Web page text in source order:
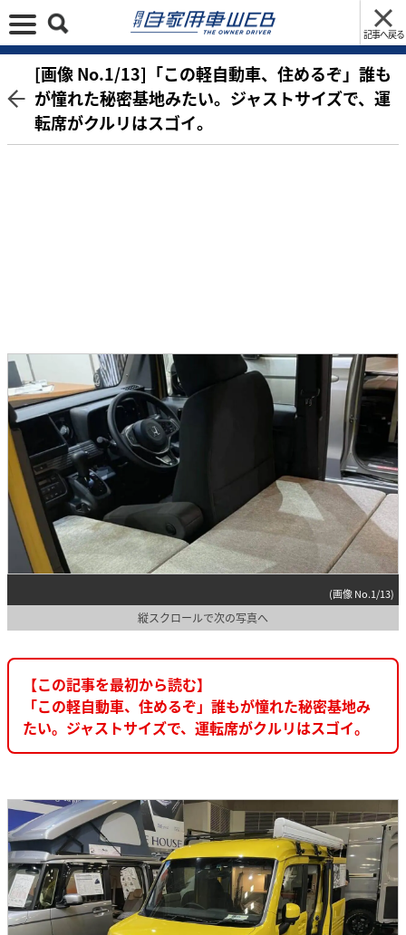
記事へ戻る
[画像 No.1/13]「この軽自動車、住めるぞ」誰も
が憧れた秘密基地みたい。ジャストサイズで、運
転席がクルリはスゴイ。
(画像 No.1/13)
縦スクロールで次の写真へ
【この記事を最初から読む】
「この軽自動車、住めるぞ」誰もが憧れた秘密基地み
たい。ジャストサイズで、運転席がクルリはスゴイ。